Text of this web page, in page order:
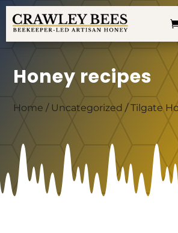
Honey recipes
Home / Uncategorized / Tilgate